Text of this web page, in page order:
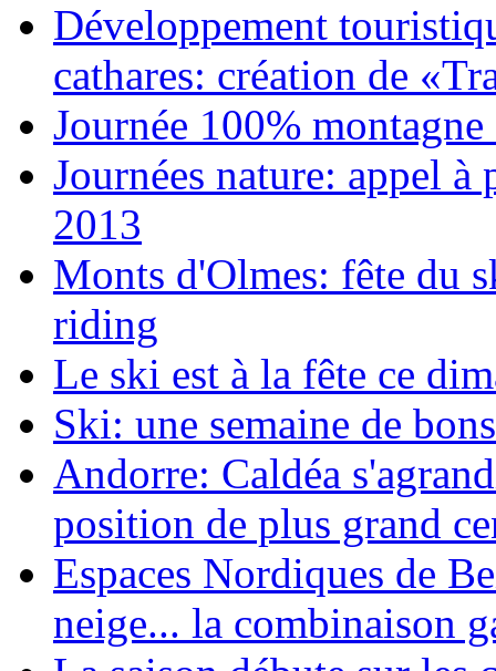
Développement
cathares: création de
Journée 100%
Journées nature: appel
2013
Monts d'Olmes: fête du
riding
Le ski est à la fête ce
Ski: une semaine de
Andorre: Caldéa
position de plus grand
Espaces Nordiques de
neige... la combinaison